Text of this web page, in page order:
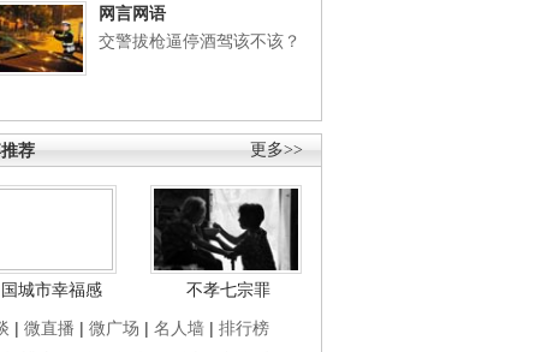
网言网语
交警拔枪逼停酒驾该不该？
更多>>
荐
城市幸福感
不孝七宗罪
| 微直播 | 微广场 | 名人墙 | 排行榜